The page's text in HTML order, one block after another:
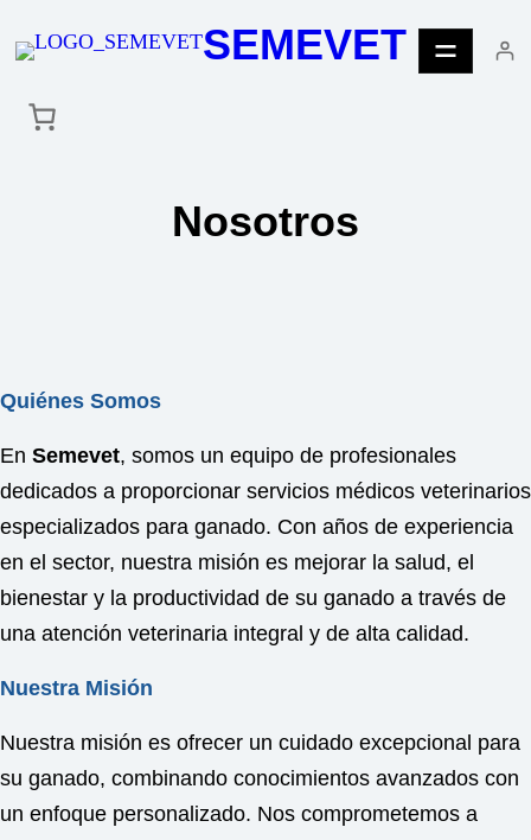
SEMEVET
Nosotros
Quiénes Somos
En Semevet, somos un equipo de profesionales
dedicados a proporcionar servicios médicos veterinarios
especializados para ganado. Con años de experiencia
en el sector, nuestra misión es mejorar la salud, el
bienestar y la productividad de su ganado a través de
una atención veterinaria integral y de alta calidad.
Nuestra Misión
Nuestra misión es ofrecer un cuidado excepcional para
su ganado, combinando conocimientos avanzados con
un enfoque personalizado. Nos comprometemos a